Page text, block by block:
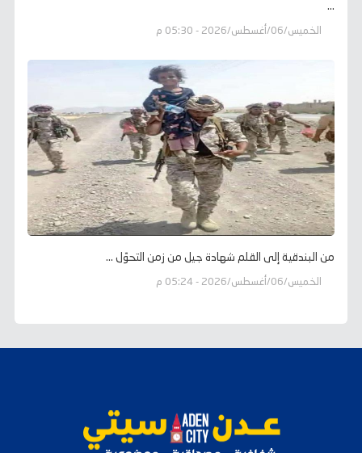
...
الخميس/06/أغسطس/2026 - 05:30 م
من البندقية إلى القلم شهادة جيل من زمن التحوّل ...
الخميس/06/أغسطس/2026 - 05:24 م